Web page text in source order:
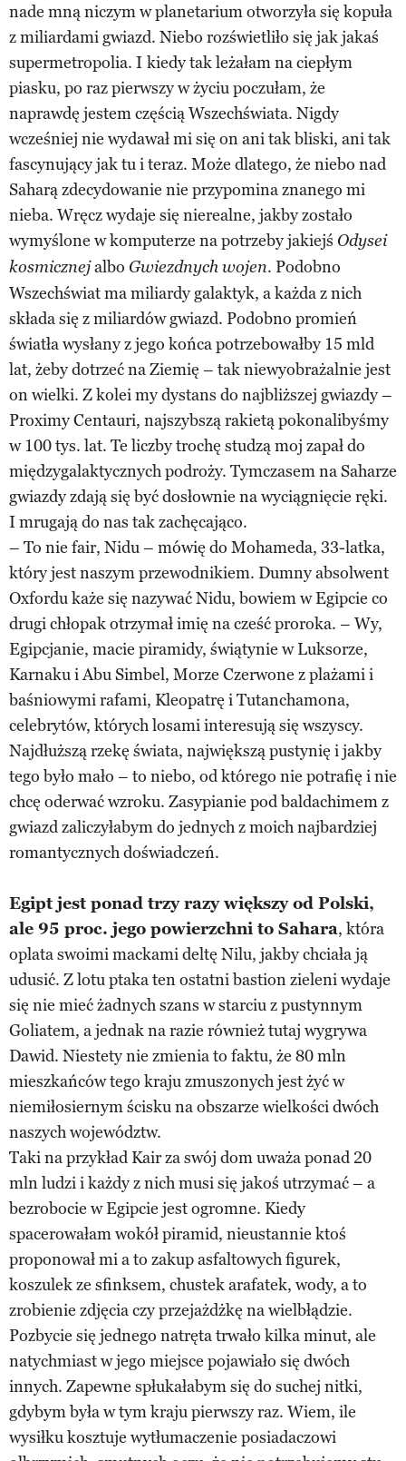
nade mną niczym w planetarium otworzyła się kopuła
z miliardami gwiazd. Niebo rozświetliło się jak jakaś
supermetropolia. I kiedy tak leżałam na ciepłym
piasku, po raz pierwszy w życiu poczułam, że
naprawdę jestem częścią Wszechświata. Nigdy
wcześniej nie wydawał mi się on ani tak bliski, ani tak
fascynujący jak tu i teraz. Może dlatego, że niebo nad
Saharą zdecydowanie nie przypomina znanego mi
nieba. Wręcz wydaje się nierealne, jakby zostało
wymyślone w komputerze na potrzeby jakiejś Odysei
kosmicznejalbo Gwiezdnych wojen. Podobno
Wszechświat ma miliardy galaktyk, a każda z nich
składa się z miliardów gwiazd. Podobno promień
światła wysłany z jego końca potrzebowałby 15 mld
lat, żeby dotrzeć na Ziemię – tak niewyobrażalnie jest
on wielki. Z kolei my dystans do najbliższej gwiazdy –
Proximy Centauri, najszybszą rakietą pokonalibyśmy
w 100 tys. lat. Te liczby trochę studzą moj zapał do
międzygalaktycznych podroży. Tymczasem na Saharze
gwiazdy zdają się być dosłownie na wyciągnięcie ręki.
I mrugają do nas tak zachęcająco.
– To nie fair, Nidu – mówię do Mohameda, 33-latka,
który jest naszym przewodnikiem. Dumny absolwent
Oxfordu każe się nazywać Nidu, bowiem w Egipcie co
drugi chłopak otrzymał imię na cześć proroka. – Wy,
Egipcjanie, macie piramidy, świątynie w Luksorze,
Karnaku i Abu Simbel, Morze Czerwone z plażami i
baśniowymi rafami, Kleopatrę i Tutanchamona,
celebrytów, których losami interesują się wszyscy.
Najdłuższą rzekę świata, największą pustynię i jakby
tego było mało – to niebo, od którego nie potrafię i nie
chcę oderwać wzroku. Zasypianie pod baldachimem z
gwiazd zaliczyłabym do jednych z moich najbardziej
romantycznych doświadczeń.
Egipt jest ponad trzy razy większy od Polski,
ale 95 proc. jego powierzchni to Sahara, która
oplata swoimi mackami deltę Nilu, jakby chciała ją
udusić. Z lotu ptaka ten ostatni bastion zieleni wydaje
się nie mieć żadnych szans w starciu z pustynnym
Goliatem, a jednak na razie również tutaj wygrywa
Dawid. Niestety nie zmienia to faktu, że 80 mln
mieszkańców tego kraju zmuszonych jest żyć w
niemiłosiernym ścisku na obszarze wielkości dwóch
naszych województw.
Taki na przykład Kair za swój dom uważa ponad 20
mln ludzi i każdy z nich musi się jakoś utrzymać – a
bezrobocie w Egipcie jest ogromne. Kiedy
spacerowałam wokół piramid, nieustannie ktoś
proponował mi a to zakup asfaltowych figurek,
koszulek ze sfinksem, chustek arafatek, wody, a to
zrobienie zdjęcia czy przejażdżkę na wielbłądzie.
Pozbycie się jednego natręta trwało kilka minut, ale
natychmiast w jego miejsce pojawiało się dwóch
innych. Zapewne spłukałabym się do suchej nitki,
gdybym była w tym kraju pierwszy raz. Wiem, ile
wysiłku kosztuje wytłumaczenie posiadaczowi